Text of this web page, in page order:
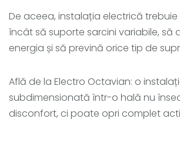
De aceea, instalația electrică
încât să suporte sarcini variabile, să
energia și să prevină orice tip de
Află de la Electro Octavian: o
subdimensionată într-o hală nu
disconfort, ci poate opri complet